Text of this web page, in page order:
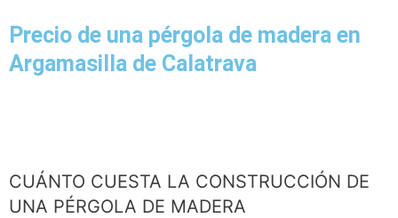
Precio de una pérgola de madera en
Argamasilla de Calatrava
CUÁNTO CUESTA LA CONSTRUCCIÓN DE
UNA PÉRGOLA DE MADERA